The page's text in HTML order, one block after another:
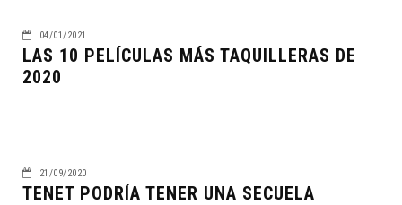
04/01/2021
LAS 10 PELÍCULAS MÁS TAQUILLERAS DE
2020
21/09/2020
TENET PODRÍA TENER UNA SECUELA